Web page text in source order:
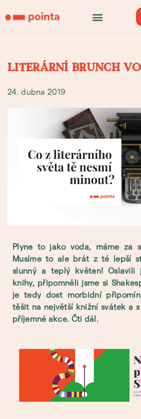
LITERÁRNÍ BRUNCH
24. dubna 2019
Plyne to jako voda, máme za
Musíme to ale brát z té lepší
slunný a teplý květen! Oslavili
knihy, připomněli jsme si
je tedy dost morbidní
těšit na největší knižní svátek a
příjemné akce. Čti dál.